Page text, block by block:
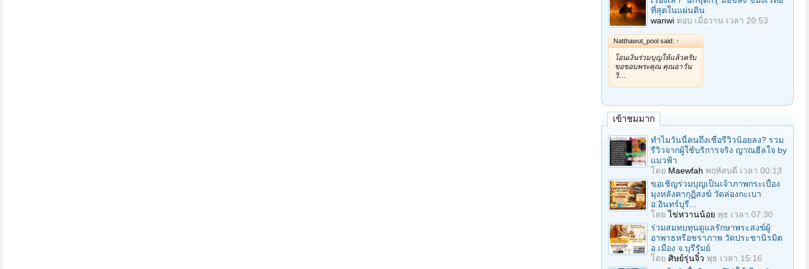
ที่สุดในแผ่นดิน
wanwi ตอบ เมื่อวาน เวลา 20:53
Natthawut_pool said: ↑
โอนเงินร่วมบุญให้แล้วครับ
ขอขอบพระคุณ คุณอาวัน
วิ…
เข้าชมมาก
ทำไมวันนี้คนถึงเชื่อรีวิวน้อยลง? รวม
รีวิวจากผู้ใช้บริการจริง ญาณฮีลใจ by
แมวฟ้า
โดย Maewfah พฤหัสบดี เวลา 00:13
ขอเชิญร่วมบุญเป็นเจ้าภาพกระเบื้อง
มุงหลังคากุฏิสงฆ์ วัดล่องกะเบา
อ.อินทร์บุรี...
โดยไข่หวานน้อย พุธ เวลา 07:30
ร่วมสมทบทุนดูแลรักษาพระสงฆ์ผู้
อาพาธหรือชราภาพ วัดประชานิรมิต
อ.เมือง จ.บุรีรัมย์
โดย ศิษย์รุ่นจิ๋ว พุธ เวลา 15:16